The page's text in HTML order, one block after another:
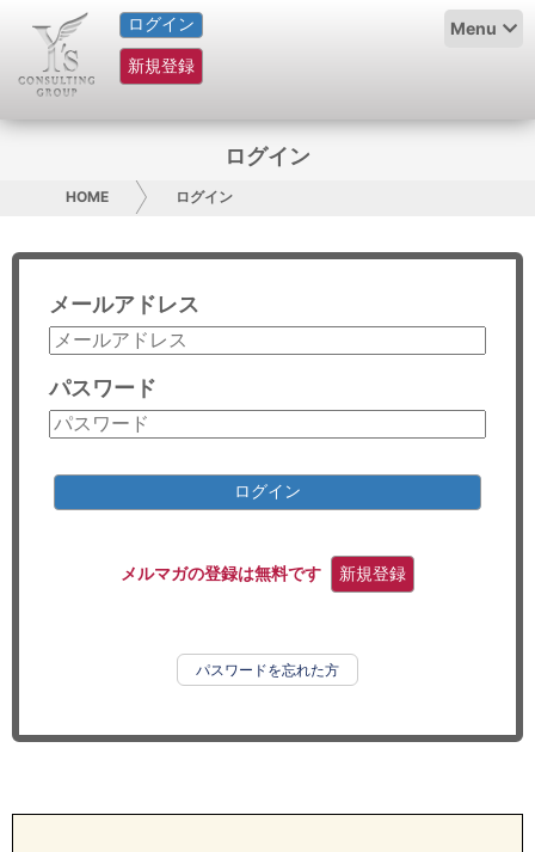
ログイン
新規登録
Menu
HOME
サービス紹介
グループ概要
採用情報
お問い合わせ
コンサルティング
リサーチ
ログイン
HOME ログイン
メールアドレス
パスワード
ログイン
メルマガの登録は無料です 新規登録
パスワードを忘れた方